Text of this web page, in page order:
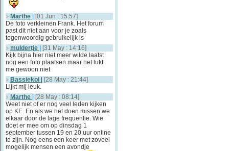
Marthe
[01 Jun : 15:57]
De foto verkleinen Frank. Het forum
past dit niet aan voor je zoals
tegenwoordig gebruikelijk is
muldertje
[31 May : 14:16]
Kijk bijna hier niet meer wilde laatst
nog een foto plaatsen maar het lukt
me gewoon niet
Bassiekoi
[28 May : 21:44]
Lijkt mij leuk.
Marthe
[28 May : 08:14]
Weet niet of er nog veel leden kijken
op KE. En als we het doen missen we
elkaar door de lage frequentie. Wie
doet er mee om op dinsdag 1
september tussen 19 en 20 uur online
te zijn. Nog eens een keer met zoveel
mogelijk mensen een avondje